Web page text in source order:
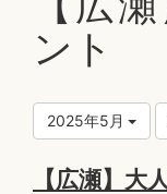
ント
2025年5月
【広瀬】大